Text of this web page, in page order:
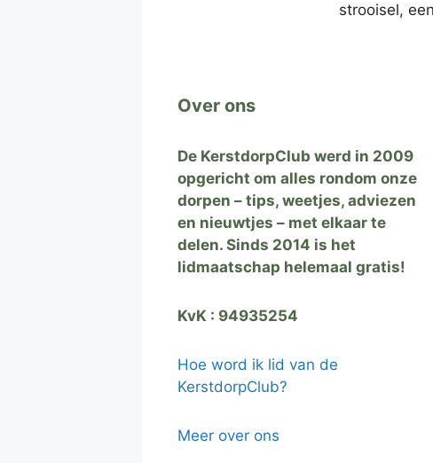
strooisel,
Over ons
De KerstdorpClub werd in 2009
opgericht om alles rondom onze
dorpen – tips, weetjes, adviezen
en nieuwtjes – met elkaar te
delen. Sinds 2014 is het
lidmaatschap helemaal gratis!
KvK : 94935254
Hoe word ik lid van de
KerstdorpClub?
Meer over ons